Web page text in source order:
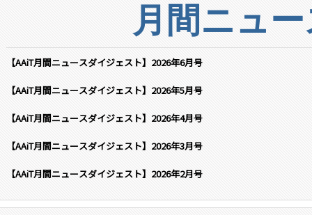
月間ニュ
【AAiT月間ニュースダイジェスト】2026年6月号
【AAiT月間ニュースダイジェスト】2026年5月号
【AAiT月間ニュースダイジェスト】2026年4月号
【AAiT月間ニュースダイジェスト】2026年3月号
【AAiT月間ニュースダイジェスト】2026年2月号